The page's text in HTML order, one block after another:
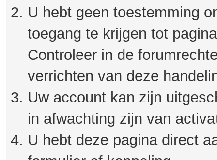
U hebt geen toestemming
toegang te krijgen tot
Controleer in de
verrichten van deze
Uw account kan zijn
in afwachting zijn van
U hebt deze pagina direct